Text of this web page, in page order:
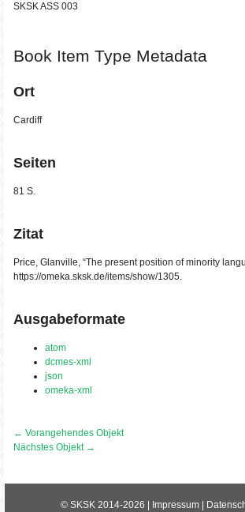
SKSK ASS 003
Book Item Type Metadata
Ort
Cardiff
Seiten
81 S.
Zitat
Price, Glanville, “The present position of minority
https://omeka.sksk.de/items/show/1305.
Ausgabeformate
atom
dcmes-xml
json
omeka-xml
← Vorangehendes Objekt
Nächstes Objekt →
©SKSK 2014-2026 | Impressum